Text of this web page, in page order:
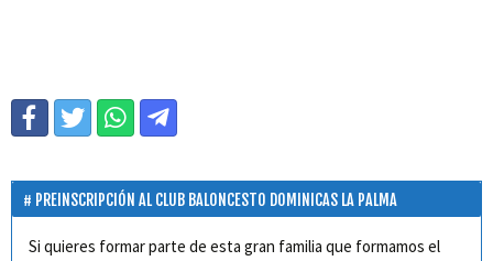
PREINSCRIPCIÓN AL CLUB BALONCESTO DOMINICAS LA PALMA
Si quieres formar parte de esta gran familia que formamos el